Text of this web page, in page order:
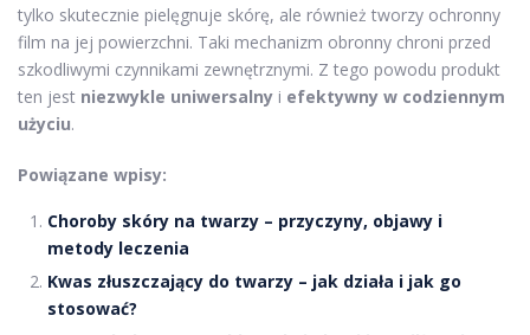
tylko skutecznie pielęgnuje skórę, ale również tworzy ochronny
film na jej powierzchni. Taki mechanizm obronny chroni przed
szkodliwymi czynnikami zewnętrznymi. Z tego powodu produkt
ten jest niezwykle uniwersalny i efektywny w codziennym
użyciu.
Powiązane wpisy:
Choroby skóry na twarzy – przyczyny, objawy i
metody leczenia
Kwas złuszczający do twarzy – jak działa i jak go
stosować?